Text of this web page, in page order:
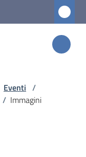
Eventi /
/ Immagini